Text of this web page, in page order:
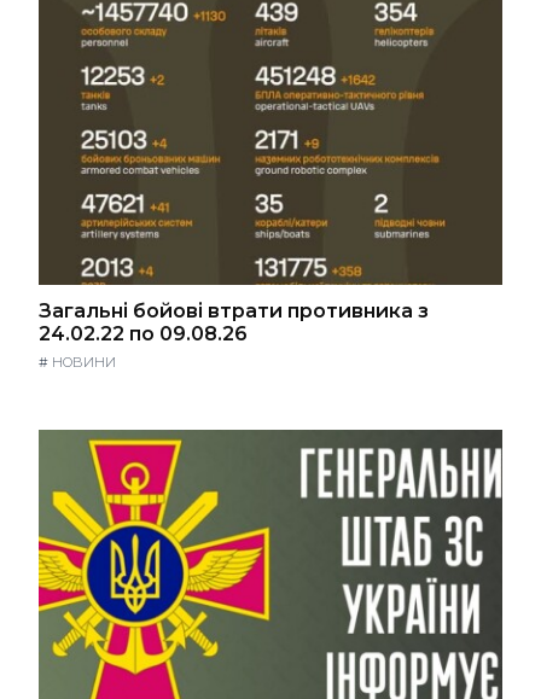
Загальні бойові втрати противника з
24.02.22 по 09.08.26
# НОВИНИ